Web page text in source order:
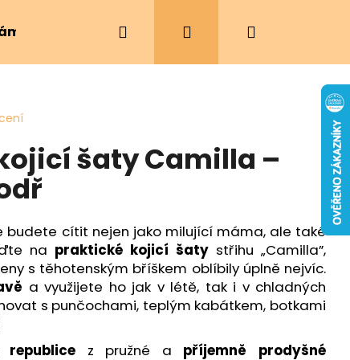
oblečení Ergonomická nosítka
Hledat PřihlášeníNákupní
šaty Camilla –
budete cítit nejen jako milující máma, ale také
na praktické kojicí šaty střihu „Camilla”,
s těhotenským bříškem oblíbily úplně nejvíc.
a využijete ho jak v létě, tak i v chladných
s punčochami, teplým kabátkem, botkami
republice z pružné a příjemně prodyšné